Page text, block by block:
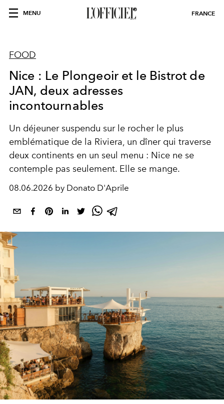
MENU FRANCE
FOOD
Nice : Le Plongeoir et le Bistrot de
JAN, deux adresses
incontournables
Un déjeuner suspendu sur le rocher le plus
emblématique de la Riviera, un dîner qui traverse
deux continents en un seul menu : Nice ne se
contemple pas seulement. Elle se mange.
08.06.2026 by Donato D'Aprile